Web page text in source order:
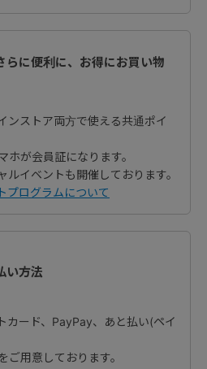
らに便利に、お得にお買い物
ンストア両方で使える共通ポイ
ホが会員証になります。
ルイベントも開催しております。
プログラムについて
い方法
ード、PayPay、あと払い(ペイ
ご用意しております。